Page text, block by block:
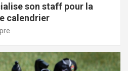
son staff pour la
calendrier